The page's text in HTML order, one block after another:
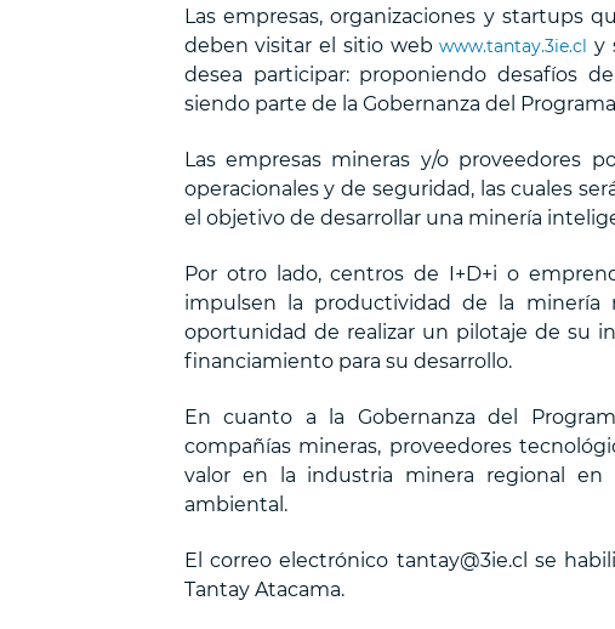
Las empresas, organizaciones y startups
deben visitar el sitio webwww.tantay.3ie.cl y
desea participar: proponiendo desafíos
siendo parte de la Gobernanza del
Las empresas mineras y/o proveedores
operacionales y de seguridad, las cuales
el objetivo de desarrollar una minería
Por otro lado, centros de I+D+i o
impulsen la productividad de la minería
oportunidad de realizar un pilotaje de su
financiamiento para su desarrollo.
En cuanto a la Gobernanza del
compañías mineras, proveedores
valor en la industria minera regional
ambiental.
El correo electrónico tantay@3ie.cl se
Tantay Atacama.